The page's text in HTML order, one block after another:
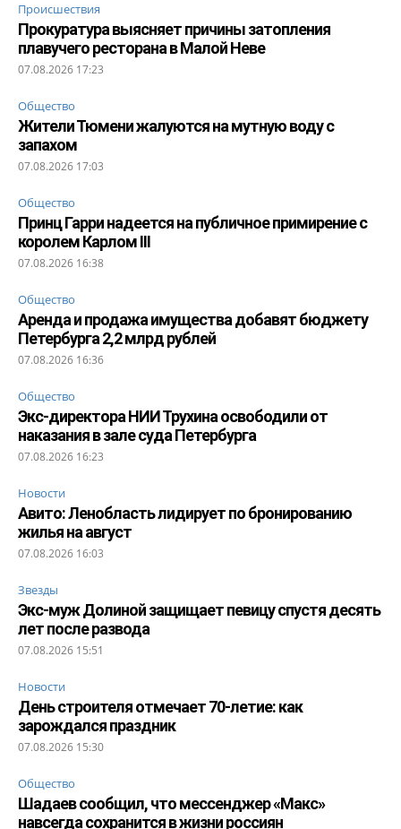
Происшествия
Прокуратура выясняет причины затопления
плавучего ресторана в Малой Неве
07.08.2026 17:23
Общество
Жители Тюмени жалуются на мутную воду с
запахом
07.08.2026 17:03
Общество
Принц Гарри надеется на публичное примирение с
королем Карлом III
07.08.2026 16:38
Общество
Аренда и продажа имущества добавят бюджету
Петербурга 2,2 млрд рублей
07.08.2026 16:36
Общество
Экс-директора НИИ Трухина освободили от
наказания в зале суда Петербурга
07.08.2026 16:23
Новости
Авито: Ленобласть лидирует по бронированию
жилья на август
07.08.2026 16:03
Звезды
Экс-муж Долиной защищает певицу спустя десять
лет после развода
07.08.2026 15:51
Новости
День строителя отмечает 70-летие: как
зарождался праздник
07.08.2026 15:30
Общество
Шадаев сообщил, что мессенджер «Макс»
навсегда сохранится в жизни россиян